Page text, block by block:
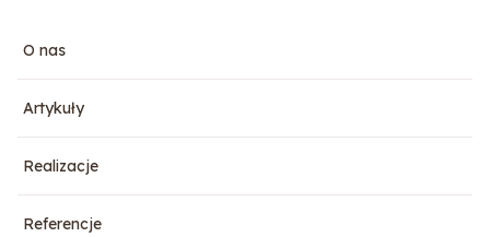
O nas
Artykuły
Realizacje
Referencje